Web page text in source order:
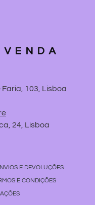
103, Lisboa
24, Lisboa
E DEVOLUÇÕES
E CONDIÇÕES